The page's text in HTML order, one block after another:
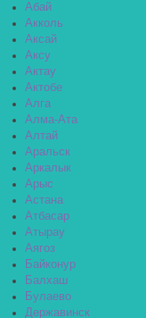
Абай
Акколь
Аксай
Аксу
Актау
Актобе
Алга
Алма-Ата
Алтай
Аральск
Аркалык
Арыс
Астана
Атбасар
Атырау
Аягоз
Байконур
Балхаш
Булаево
Державинск